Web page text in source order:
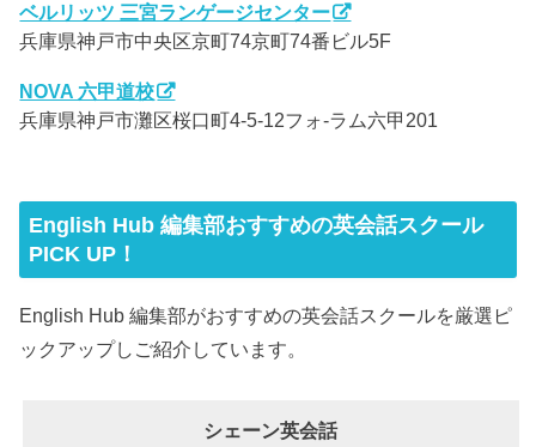
ベルリッツ 三宮ランゲージセンター
兵庫県神戸市中央区京町74京町74番ビル5F
NOVA 六甲道校
兵庫県神戸市灘区桜口町4-5-12フォ-ラム六甲201
English Hub 編集部おすすめの英会話スクール
PICK UP！
English Hub 編集部がおすすめの英会話スクールを厳選ピ
ックアップしご紹介しています。
シェーン英会話